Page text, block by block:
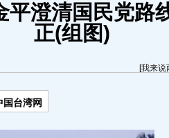
平澄清国民党路
正(组图)
[我来说
国台湾网